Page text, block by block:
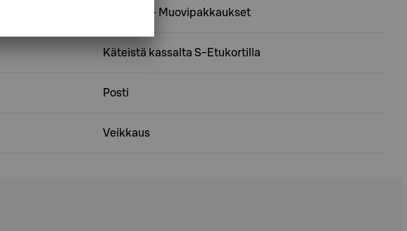
Ekopiste - Muovipakkaukset
Käteistä kassalta S-Etukortilla
Posti
Veikkaus